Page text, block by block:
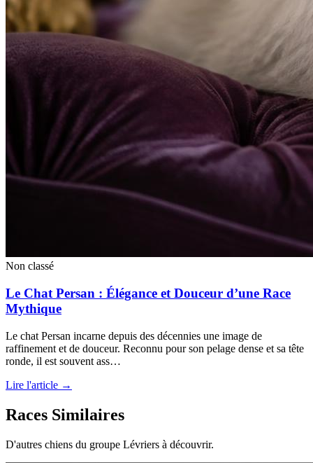
Non classé
Le Chat Persan : Élégance et Douceur d’une Race
Mythique
Le chat Persan incarne depuis des décennies une image de
raffinement et de douceur. Reconnu pour son pelage dense et sa tête
ronde, il est souvent ass…
Lire l'article →
Races Similaires
D'autres chiens du groupe Lévriers à découvrir.